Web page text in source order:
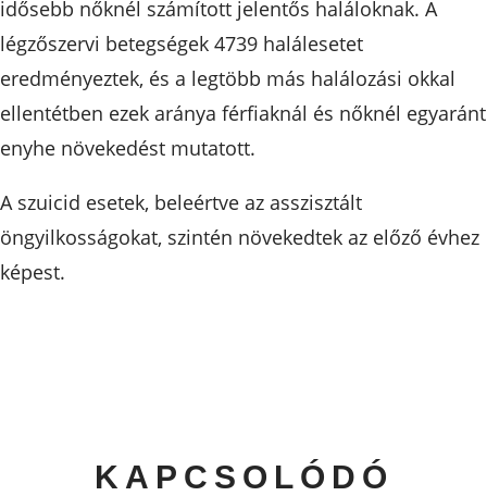
idősebb nőknél számított jelentős haláloknak. A
légzőszervi betegségek 4739 halálesetet
eredményeztek, és a legtöbb más halálozási okkal
ellentétben ezek aránya férfiaknál és nőknél egyaránt
enyhe növekedést mutatott.
A szuicid esetek, beleértve az asszisztált
öngyilkosságokat, szintén növekedtek az előző évhez
képest.
KAPCSOLÓDÓ